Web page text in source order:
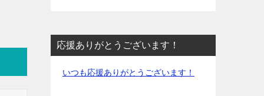
応援ありがとうございます！
いつも応援ありがとうございます！